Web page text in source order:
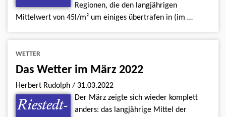
Regionen, die den langjährigen
Mittelwert von 45l/m² um einiges übertrafen in (im …
WETTER
Das Wetter im März 2022
Herbert Rudolph / 31.03.2022
Der März zeigte sich wieder komplett
anders: das langjährige Mittel der